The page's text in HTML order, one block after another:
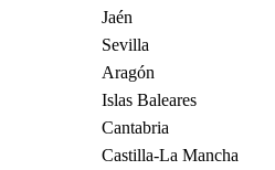
Jaén
Sevilla
Aragón
Islas Baleares
Cantabria
Castilla-La Mancha